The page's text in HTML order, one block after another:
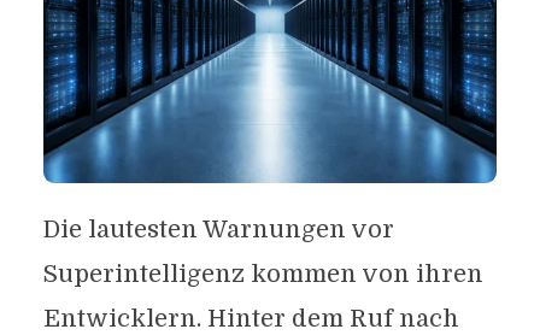
Die lautesten Warnungen vor
Superintelligenz kommen von ihren
Entwicklern. Hinter dem Ruf nach